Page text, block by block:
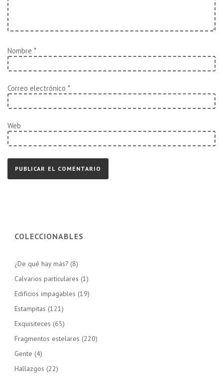
Nombre *
Correo electrónico *
Web
COLECCIONABLES
¿De qué hay más? (8)
Calvarios particulares (1)
Edificios impagables (19)
Estampitas (121)
Exquisiteces (65)
Fragmentos estelares (220)
Gente (4)
Hallazgos (22)